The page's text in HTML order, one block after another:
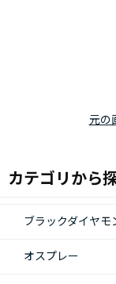
元の
カテゴリから
ブラックダイヤモ
オスプレー